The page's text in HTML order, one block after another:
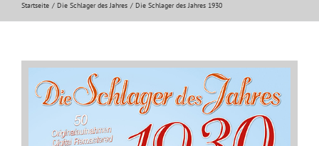
Startseite Die Schlager des Jahres Die Schlager des Jahres 1930